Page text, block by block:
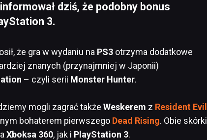
dziś, że podobny bonus
3.
że gra w wydaniu na PS3 otrzyma dodatkowe
znanych (przynajmniej w Japonii)
– czyli serii Monster Hunter.
mogli zagrać także Weskerem z Resident Evil
bohaterem pierwszego Dead Rising. Obie skórki
Xboksa 360, jak i PlayStation 3.